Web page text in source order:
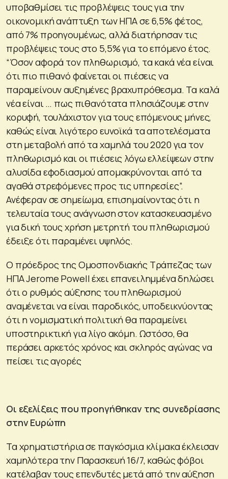
υποβαθμίσει τις προβλέψεις τους για την
οικονομική ανάπτυξη των ΗΠΑ σε 6,5% φέτος,
από 7% προηγουμένως, αλλά διατήρησαν τις
προβλέψεις τους στο 5,5% για το επόμενο έτος.
“Όσον αφορά τον πληθωρισμό, τα κακά νέα είναι
ότι πιο πιθανό φαίνεται οι πιέσεις να
παραμείνουν αυξημένες βραχυπρόθεσμα. Τα καλά
νέα είναι … πως πιθανότατα πλησιάζουμε στην
κορυφή, τουλάχιστον για τους επόμενους μήνες,
καθώς είναι λιγότερο ευνοϊκά τα αποτελέσματα
στη μεταβολή από τα χαμηλά του 2020 για τον
πληθωρισμό και οι πιέσεις λόγω ελλείψεων στην
αλυσίδα εφοδιασμού απομακρύνονται από τα
αγαθά στρεφόμενες προς τις υπηρεσίες”.
Ανέφεραν σε σημείωμα, επισημαίνοντας ότι η
τελευταία τους ανάγνωση στον κατασκευασμένο
για δική τους χρήση μετρητή του πληθωρισμού
έδειξε ότι παραμένει υψηλός.
Ο πρόεδρος της Ομοσπονδιακής Τράπεζας των
ΗΠΑ Jerome Powell έχει επανειλημμένα δηλώσει
ότι ο ρυθμός αύξησης του πληθωρισμού
αναμένεται να είναι παροδικός, υποδεικνύοντας
ότι η νομισματική πολιτική θα παραμείνει
υποστηρικτική για λίγο ακόμη. Ωστόσο, θα
περάσει αρκετός χρόνος και σκληρός αγώνας να
πείσει τις αγορές
Οι εξελίξεις που προηγήθηκαν της συνεδρίασης
στην Ευρώπη
Τα χρηματιστήρια σε παγκόσμια κλίμακα έκλεισαν
χαμηλότερα την Παρασκευή 16/7, καθώς φόβοι
κατέλαβαν τους επενδυτές μετά από την αύξηση